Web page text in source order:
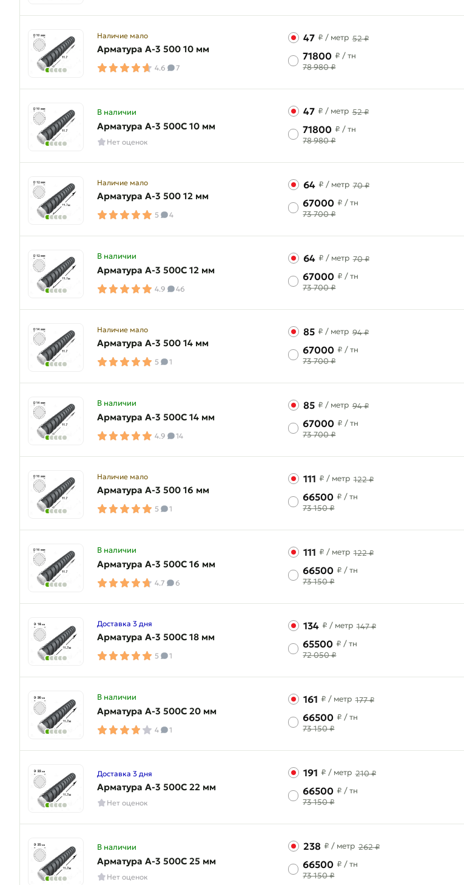
Наличие мало
Арматура A-3 500 10 мм
4.6 7
47 ₽ / метр 52 ₽
71800 ₽ / тн
78 980 ₽
В наличии
Арматура A-3 500C 10 мм
Нет оценок
47 ₽ / метр 52 ₽
71800 ₽ / тн
78 980 ₽
Наличие мало
Арматура A-3 500 12 мм
5 4
64 ₽ / метр 70 ₽
67000 ₽ / тн
73 700 ₽
В наличии
Арматура A-3 500C 12 мм
4.9 46
64 ₽ / метр 70 ₽
67000 ₽ / тн
73 700 ₽
Наличие мало
Арматура A-3 500 14 мм
5 1
85 ₽ / метр 94 ₽
67000 ₽ / тн
73 700 ₽
В наличии
Арматура A-3 500C 14 мм
4.9 14
85 ₽ / метр 94 ₽
67000 ₽ / тн
73 700 ₽
Наличие мало
Арматура A-3 500 16 мм
5 1
111 ₽ / метр 122 ₽
66500 ₽ / тн
73 150 ₽
В наличии
Арматура A-3 500C 16 мм
4.7 6
111 ₽ / метр 122 ₽
66500 ₽ / тн
73 150 ₽
Доставка 3 дня
Арматура A-3 500C 18 мм
5 1
134 ₽ / метр 147 ₽
65500 ₽ / тн
72 050 ₽
В наличии
Арматура A-3 500C 20 мм
4 1
161 ₽ / метр 177 ₽
66500 ₽ / тн
73 150 ₽
Доставка 3 дня
Арматура A-3 500C 22 мм
Нет оценок
191 ₽ / метр 210 ₽
66500 ₽ / тн
73 150 ₽
В наличии
Арматура A-3 500C 25 мм
Нет оценок
238 ₽ / метр 262 ₽
66500 ₽ / тн
73 150 ₽